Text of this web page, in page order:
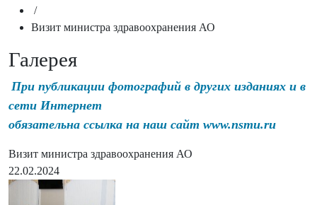
/
Визит министра здравоохранения АО
Галерея
При публикации фотографий в других изданиях и в
сети Интернет
обязательна ссылка на наш сайт www.nsmu.ru
Визит министра здравоохранения АО
22.02.2024